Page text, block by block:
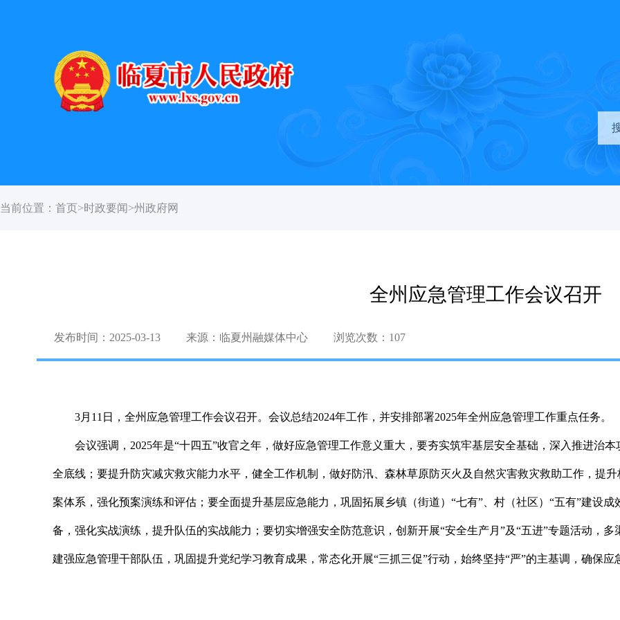
当前位置： 首页>时政要闻 >州政府网
全州应急管理工作会议召开
发布时间：2025-03-13 来源：临夏州融媒体中心 浏览次数： 107
3月11日，全州应急管理工作会议召开。会议总结2024年工作，并安排部署2025年全州应急管理工作重点任务。
会议强调，2025年是“十四五”收官之年，做好应急管理工作意义重大，要夯实筑牢基层安全基础，深入推进治
全底线；要提升防灾减灾救灾能力水平，健全工作机制，做好防汛、森林草原防灭火及自然灾害救灾救助工作，提
案体系，强化预案演练和评估；要全面提升基层应急能力，巩固拓展乡镇（街道）“七有”、村（社区）“五有”建设
备，强化实战演练，提升队伍的实战能力；要切实增强安全防范意识，创新开展“安全生产月”及“五进”专题活动，
建强应急管理干部队伍，巩固提升党纪学习教育成果，常态化开展“三抓三促”行动，始终坚持“严”的主基调，确保应